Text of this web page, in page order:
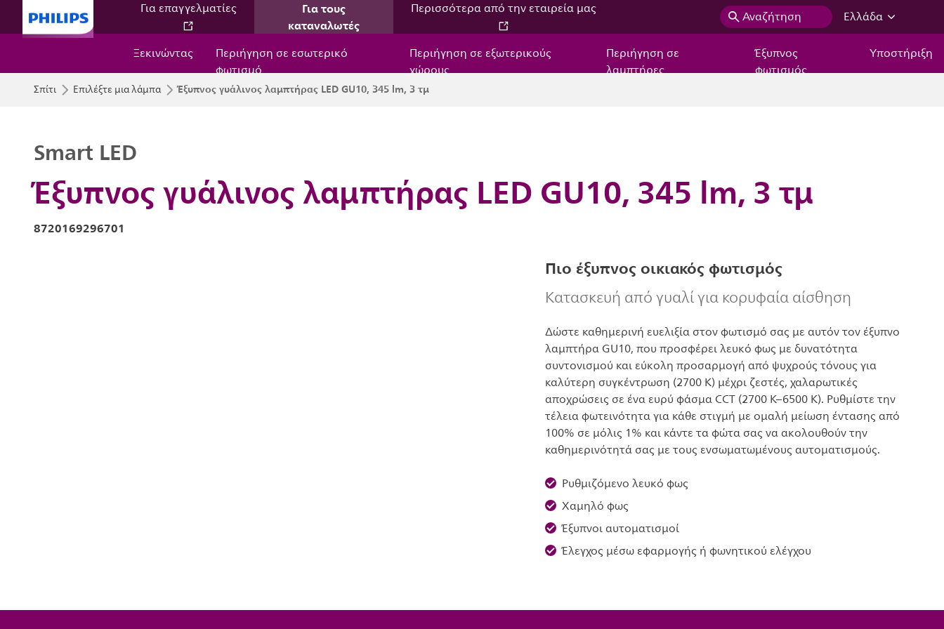
Για επαγγελματίες
Για τους
καταναλωτές
Περισσότερα από την εταιρεία μας Αναζήτηση
Ελλάδα
Ξεκινώντας
Περιήγηση σε εσωτερικό
φωτισμό
Περιήγηση σε εξωτερικούς
χώρους
Περιήγηση σε
λαμπτήρες
Έξυπνος
φωτισμός
Υποστήριξη
Σπίτι Επιλέξτε μια λάμπα Έξυπνος γυάλινος λαμπτήρας LED GU10, 345 lm, 3 τμ
Έξυπνος γυάλινος λαμπτήρας LED GU10, 345 lm, 3 τμ
Smart LED
8720169296701
Πιο έξυπνος οικιακός φωτισμός
Κατασκευή από γυαλί για κορυφαία αίσθηση
Δώστε καθημερινή ευελιξία στον φωτισμό σας με αυτόν τον έξυπνο
λαμπτήρα GU10, που προσφέρει λευκό φως με δυνατότητα
συντονισμού και εύκολη προσαρμογή από ψυχρούς τόνους για
καλύτερη συγκέντρωση (2700 K) μέχρι ζεστές, χαλαρωτικές
αποχρώσεις σε ένα ευρύ φάσμα CCT (2700 K–6500 K). Ρυθμίστε την
τέλεια φωτεινότητα για κάθε στιγμή με ομαλή μείωση έντασης από
100% σε μόλις 1% και κάντε τα φώτα σας να ακολουθούν την
καθημερινότητά σας με τους ενσωματωμένους αυτοματισμούς.
Ρυθμιζόμενο λευκό φως
Χαμηλό φως
Έξυπνοι αυτοματισμοί
Έλεγχος μέσω εφαρμογής ή φωνητικού ελέγχου